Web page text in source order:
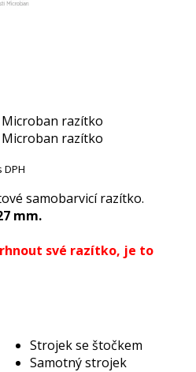
DPH
samobarvicí razítko.
mm.
své razítko, je to
Strojek se štočkem
Samotný strojek